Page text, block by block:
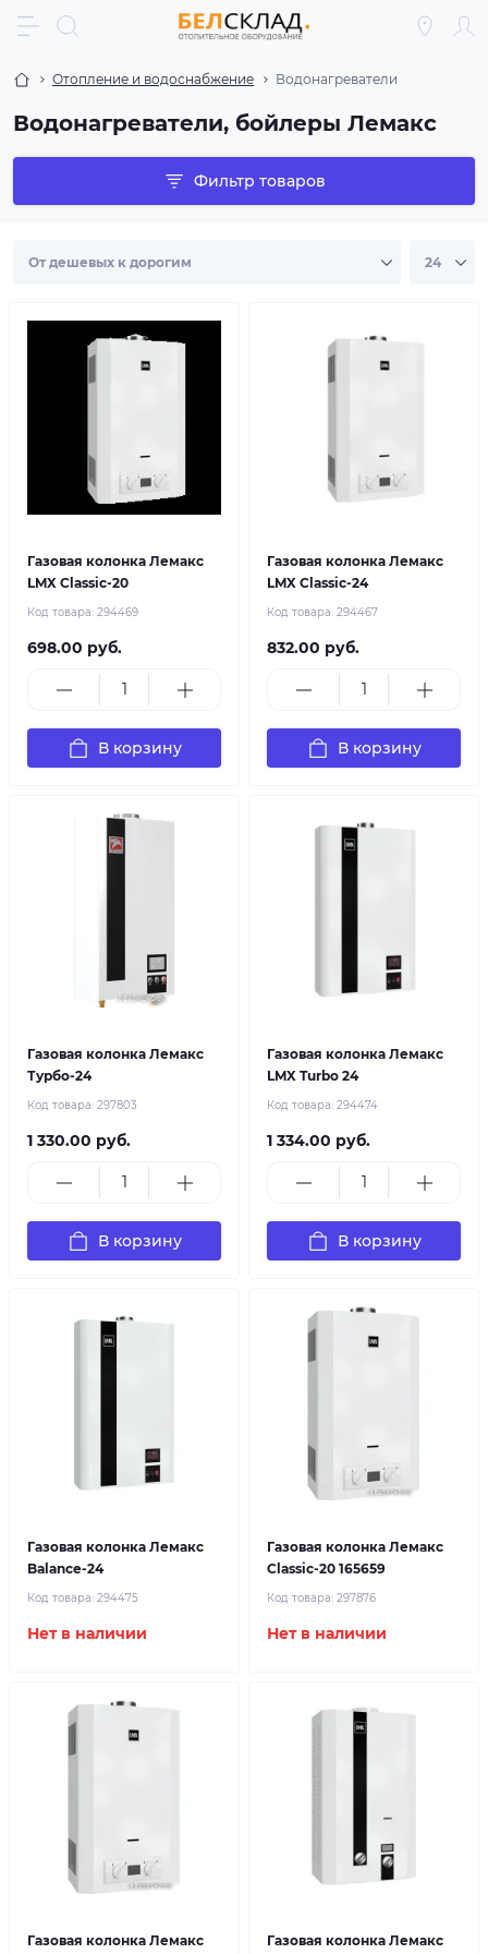
Отопление и водоснабжение Водонагреватели
Водонагреватели, бойлеры Лемакс
Фильтр товаров
Газовая колонка Лемакс
LMX Classic-20
Код товара: 294469
698.00 руб.
В корзину
Газовая колонка Лемакс
LMX Classic-24
Код товара: 294467
832.00 руб.
В корзину
Газовая колонка Лемакс
Турбо-24
Код товара: 297803
1 330.00 руб.
В корзину
Газовая колонка Лемакс
LMX Turbo 24
Код товара: 294474
1 334.00 руб.
В корзину
Газовая колонка Лемакс
Balance-24
Код товара: 294475
Нет в наличии
Газовая колонка Лемакс
Classic-20 165659
Код товара: 297876
Нет в наличии
Газовая колонка Лемакс Газовая колонка Лемакс